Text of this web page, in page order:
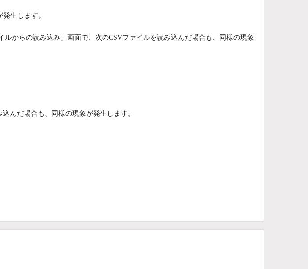
生します。
ルからの読み込み」画面で、次のCSVファイルを読み込んだ場合も、同様の現象
んだ場合も、同様の現象が発生します。